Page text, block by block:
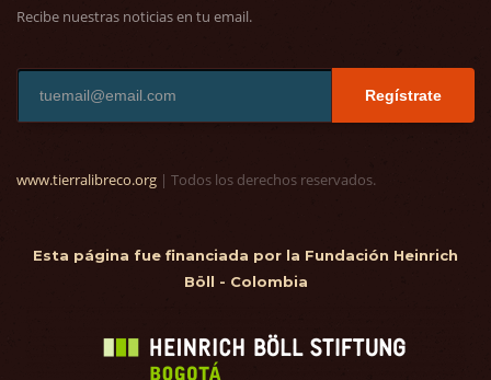
Recibe nuestras noticias en tu email.
Regístrate
www.tierralibreco.org | Todos los derechos reservados.
Esta página fue financiada por la Fundación Heinrich
Böll - Colombia